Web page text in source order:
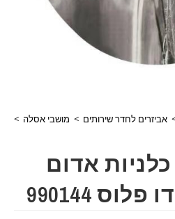
אביזרים לחדר שירותים > מושבי אסלה >
אדום
990144